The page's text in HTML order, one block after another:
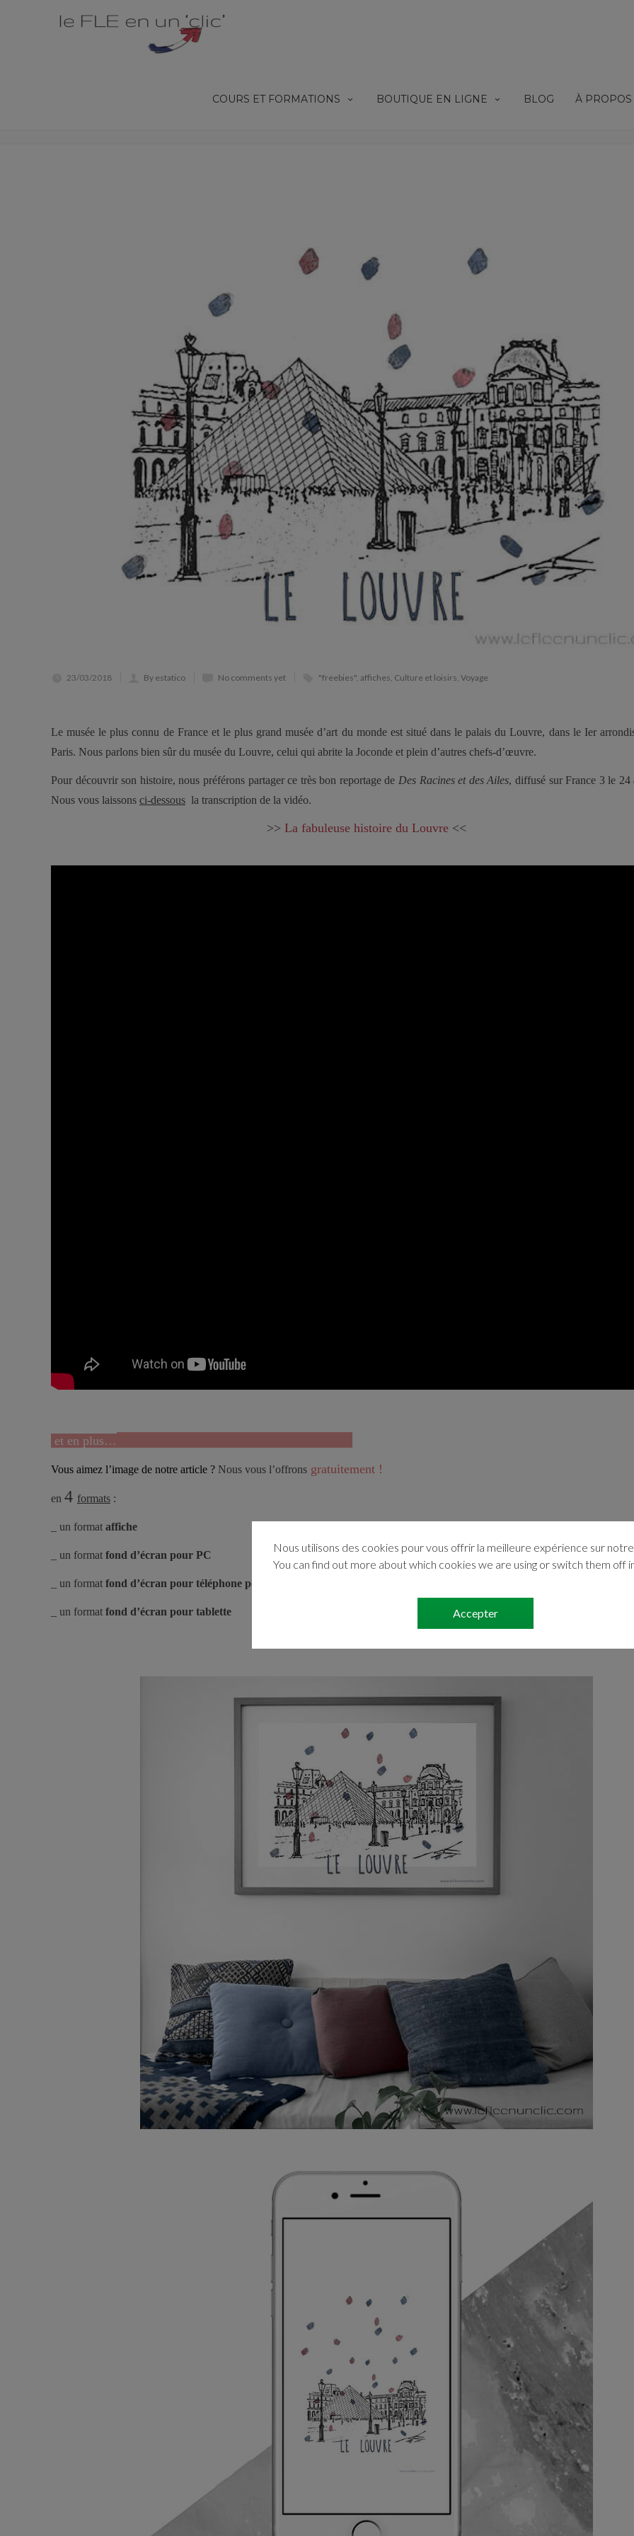
COURS ET FORMATIONS BOUTIQUE EN LIGNE BLOG À PROPOS
LA FABULEUSE HISTOIRE DU LOUVRE
23/03/2018 By estatico No comments yet "freebies", affiches, Culture et loisirs, Voyage
Le musée le plus connu de France et le plus grand musée d’art du monde est situé dans le palais du Louvre, dans le Ier
Paris. Nous parlons bien sûr du musée du Louvre, celui qui abrite la Joconde et plein d’autres chefs-d’œuvre.
Pour découvrir son histoire, nous préférons partager ce très bon reportage de Des Racines et des Ailes, diffusé sur France 3 le 24
Nous vous laissons ci-dessous la transcription de la vidéo.
>> La fabuleuse histoire du Louvre<<
et en plus…
Vous aimez l’image de notre article ? Nous vous l’offrons gratuitement !
en 4 formats :
_ un format affiche
_ un format fond d’écran pour PC
_ un format fond d’écran pour téléphone portable
_ un format fond d’écran pour tablette
Nous utilisons des cookies pour vous offrir la meilleure expérience sur
You can find out more about which cookies we are using or switch them off
Accepter